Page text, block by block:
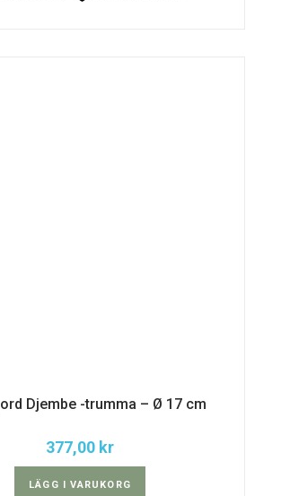
Djembe -trumma – Ø 17 cm
377,00 kr
LÄGG I VARUKORG